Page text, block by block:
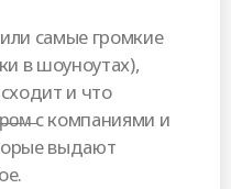
самые громкие
в шоуноутах),
и что
с компаниями и
выдают